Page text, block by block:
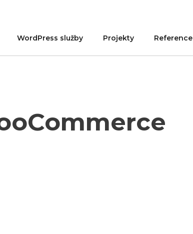
WordPress služby Projekty Reference